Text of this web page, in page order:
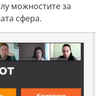
можностите за
сфера.